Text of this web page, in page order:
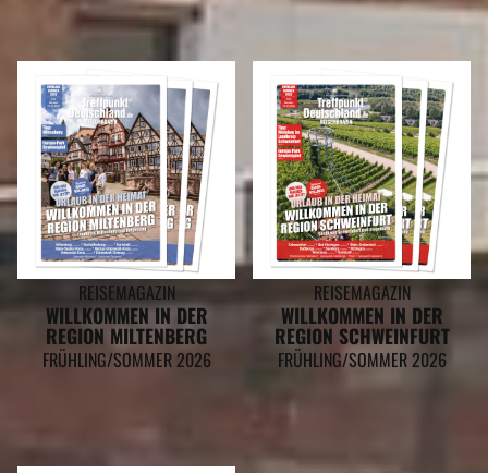
REISEMAGAZIN
WILLKOMMEN IN DER
REGION MILTENBERG
FRÜHLING/SOMMER 2026
REISEMAGAZIN
WILLKOMMEN IN DER
REGION SCHWEINFURT
FRÜHLING/SOMMER 2026